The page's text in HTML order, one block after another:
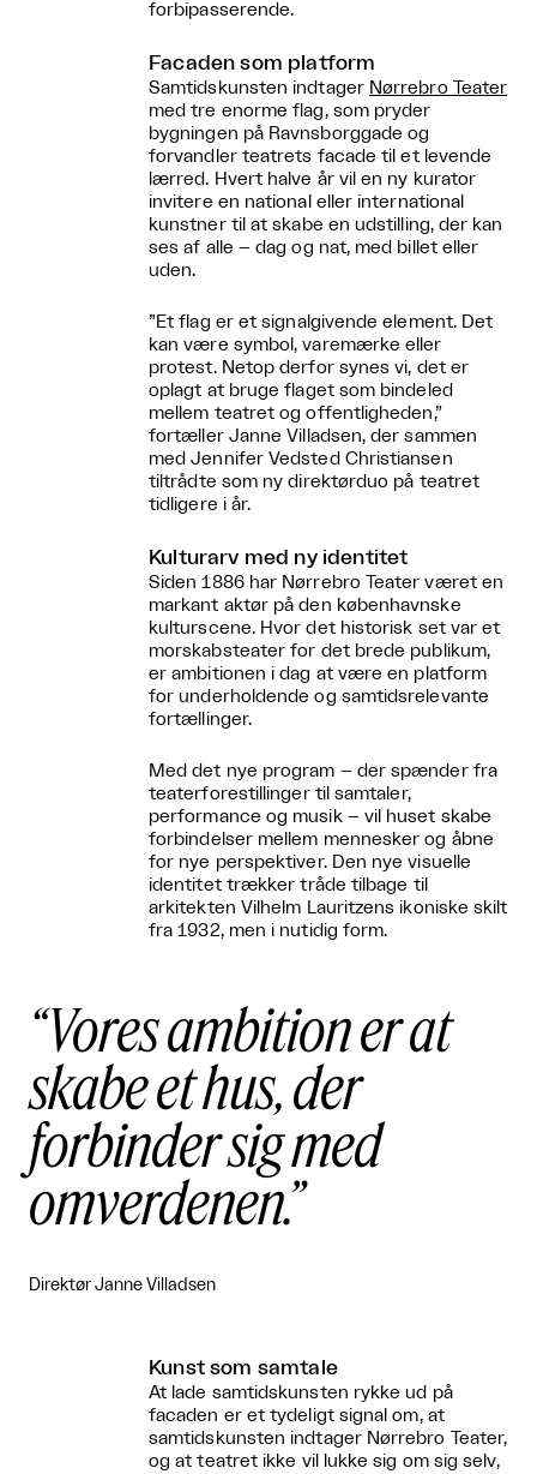
forbipasserende.
Facaden som platform
Samtidskunsten indtager Nørrebro Teater
med tre enorme flag, som pryder
bygningen på Ravnsborggade og
forvandler teatrets facade til et levende
lærred. Hvert halve år vil en ny kurator
invitere en national eller international
kunstner til at skabe en udstilling, der kan
ses af alle – dag og nat, med billet eller
uden.
”Et flag er et signalgivende element. Det
kan være symbol, varemærke eller
protest. Netop derfor synes vi, det er
oplagt at bruge flaget som bindeled
mellem teatret og offentligheden,”
fortæller Janne Villadsen, der sammen
med Jennifer Vedsted Christiansen
tiltrådte som ny direktørduo på teatret
tidligere i år.
Kulturarv med ny identitet
Siden 1886 har Nørrebro Teater været en
markant aktør på den københavnske
kulturscene. Hvor det historisk set var et
morskabsteater for det brede publikum,
er ambitionen i dag at være en platform
for underholdende og samtidsrelevante
fortællinger.
Med det nye program – der spænder fra
teaterforestillinger til samtaler,
performance og musik – vil huset skabe
forbindelser mellem mennesker og åbne
for nye perspektiver. Den nye visuelle
identitet trækker tråde tilbage til
arkitekten Vilhelm Lauritzens ikoniske skilt
fra 1932, men i nutidig form.
Vores ambition er at
skabe et hus, der
forbinder sig med
omverdenen.
Direktør Janne Villadsen
Kunst som samtale
At lade samtidskunsten rykke ud på
facaden er et tydeligt signal om, at
samtidskunsten indtager Nørrebro Teater,
og at teatret ikke vil lukke sig om sig selv,